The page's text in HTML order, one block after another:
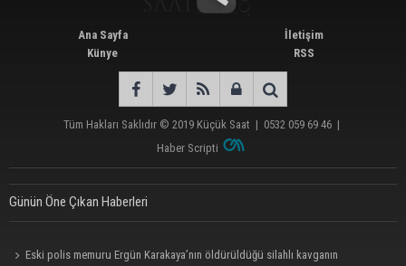
Ana Sayfa
Künye
İletişim
RSS
Tüm Hakları Saklıdır © 2019 Küçük Saat | 0532 059 69 46 |
Haber Scripti
Günün Öne Çıkan Haberleri
Eski polis memuru Ergün Karakaya’nın öldürüldüğü silahlı kavganın